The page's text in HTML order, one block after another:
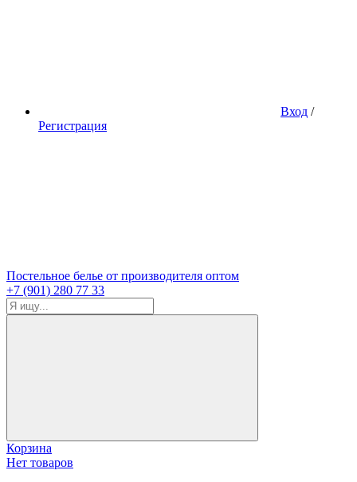
Вход /
Регистрация
Постельное белье от производителя оптом
+7 (901) 280 77 33
Корзина
Нет товаров